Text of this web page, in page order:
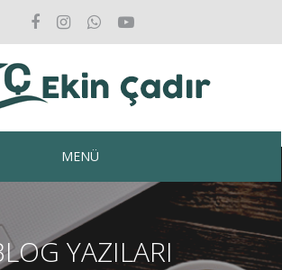
MENÜ
YAZILARI